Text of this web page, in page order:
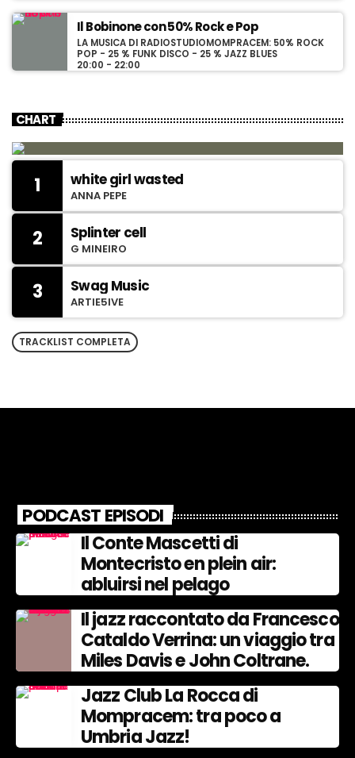
Il Bobinone con 50% Rock e Pop
LA MUSICA DI RADIOSTUDIOMOMPRACEM: 50% ROCK
POP - 25 % FUNK DISCO - 25 % JAZZ BLUES
20:00 - 22:00
CHART
1 white girl wasted
ANNA PEPE
2 Splinter cell
G MINEIRO
3 Swag Music
ARTIE5IVE
TRACKLIST COMPLETA
PODCAST EPISODI
Il Conte Mascetti di
Montecristo en plein air:
abluirsi nel pelago
Il jazz raccontato da Francesco
Cataldo Verrina: un viaggio tra
Miles Davis e John Coltrane.
Jazz Club La Rocca di
Mompracem: tra poco a
Umbria Jazz!